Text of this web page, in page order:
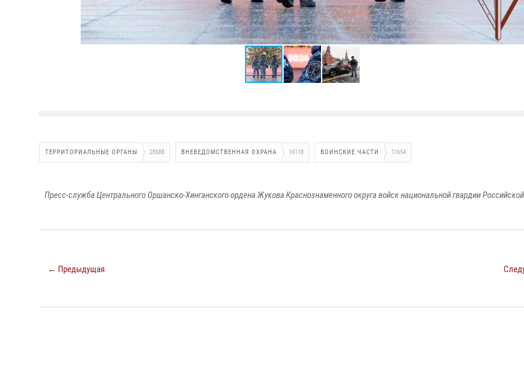
ТЕРРИТОРИАЛЬНЫЕ ОРГАНЫ 28588 ВНЕВЕДОМСТВЕННАЯ ОХРАНА 16118 ВОИНСКИЕ ЧАСТИ 11654
Пресс-служба Центрального Оршанско-Хинганского ордена Жукова Краснознаменного округа войск национальной гвардии
← Предыдущая